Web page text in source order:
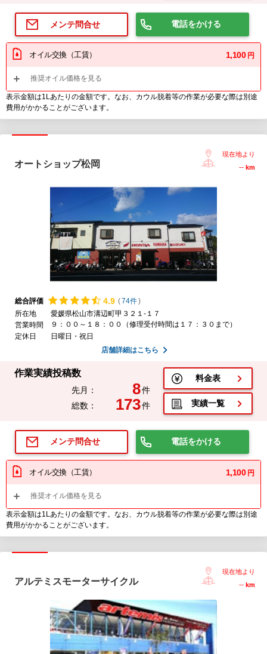
メンテ問合せ 電話をかける
オイル交換（工賃） 1,100 円
推奨オイル価格を見る
表示金額は1Lあたりの金額です。なお、カウル脱着等の作業が必要な際は別途
費用がかかることがございます。
オートショップ松岡
現在地より
-- km
総合評価 4.9 (74件)
所在地
愛媛県松山市溝辺町甲３２１-１７
営業時間
９：００～１８：００（修理受付時間は１７：３０まで）
定休日
日曜日・祝日
店舗詳細はこちら
作業実績投稿数
先月： 8件
総数：
173件
料金表
実績一覧
メンテ問合せ 電話をかける
オイル交換（工賃） 1,100 円
推奨オイル価格を見る
表示金額は1Lあたりの金額です。なお、カウル脱着等の作業が必要な際は別途
費用がかかることがございます。
アルテミスモーターサイクル
現在地より
-- km